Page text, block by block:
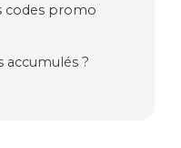
codes promo
accumulés ?